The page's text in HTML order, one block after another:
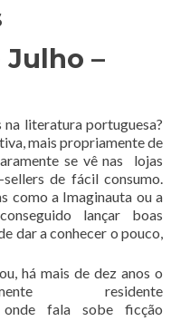
Julho –
na literatura portuguesa?
mais propriamente de
se vê nas lojas
de fácil consumo.
como a Imaginauta ou a
lançar boas
dar a conhecer o pouco,
há mais de dez anos o
residente
fala sobe ficção